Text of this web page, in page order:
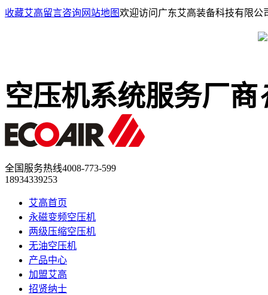
收藏艾高留言咨询 网站地图欢迎访问广东艾高装备科技有限公
空压机系统服务厂商
全国服务热线4008-773-599
18934339253
艾高首页
永磁变频空压机
两级压缩空压机
无油空压机
产品中心
加盟艾高
招贤纳士